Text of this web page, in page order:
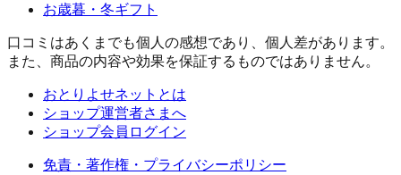
お歳暮・冬ギフト
口コミはあくまでも個人の感想であり、個人差があります。
また、商品の内容や効果を保証するものではありません。
おとりよせネットとは
ショップ運営者さまへ
ショップ会員ログイン
免責・著作権・プライバシーポリシー